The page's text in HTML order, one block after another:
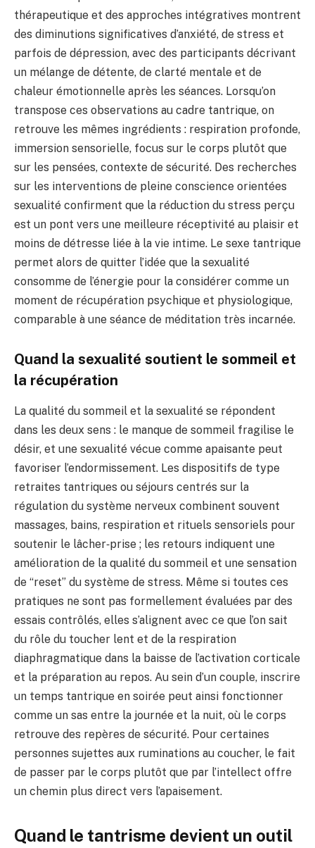
thérapeutique et des approches intégratives montrent
des diminutions significatives d’anxiété, de stress et
parfois de dépression, avec des participants décrivant
un mélange de détente, de clarté mentale et de
chaleur émotionnelle après les séances. Lorsqu’on
transpose ces observations au cadre tantrique, on
retrouve les mêmes ingrédients : respiration profonde,
immersion sensorielle, focus sur le corps plutôt que
sur les pensées, contexte de sécurité. Des recherches
sur les interventions de pleine conscience orientées
sexualité confirment que la réduction du stress perçu
est un pont vers une meilleure réceptivité au plaisir et
moins de détresse liée à la vie intime. Le sexe tantrique
permet alors de quitter l’idée que la sexualité
consomme de l’énergie pour la considérer comme un
moment de récupération psychique et physiologique,
comparable à une séance de méditation très incarnée.
Quand la sexualité soutient le sommeil et
la récupération
La qualité du sommeil et la sexualité se répondent
dans les deux sens : le manque de sommeil fragilise le
désir, et une sexualité vécue comme apaisante peut
favoriser l’endormissement. Les dispositifs de type
retraites tantriques ou séjours centrés sur la
régulation du système nerveux combinent souvent
massages, bains, respiration et rituels sensoriels pour
soutenir le lâcher‑prise ; les retours indiquent une
amélioration de la qualité du sommeil et une sensation
de “reset” du système de stress. Même si toutes ces
pratiques ne sont pas formellement évaluées par des
essais contrôlés, elles s’alignent avec ce que l’on sait
du rôle du toucher lent et de la respiration
diaphragmatique dans la baisse de l’activation corticale
et la préparation au repos. Au sein d’un couple, inscrire
un temps tantrique en soirée peut ainsi fonctionner
comme un sas entre la journée et la nuit, où le corps
retrouve des repères de sécurité. Pour certaines
personnes sujettes aux ruminations au coucher, le fait
de passer par le corps plutôt que par l’intellect offre
un chemin plus direct vers l’apaisement.
Quand le tantrisme devient un outil